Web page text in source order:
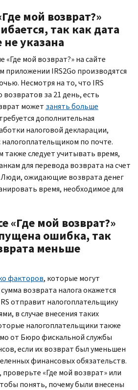
мой возврат?»
так как дата
указана
«Где мой возврат?» на сайте
приложении IRS2Go производятся
Несмотря на то, что IRS
за 21 день, есть
может занять больше
дополнительная
налоговой декларации,
налогоплательщиком по почте.
следует учитывать время,
для перевода возврата на счет
Люди, ожидающие возврата денег
время, необходимое для
«Где мой возврат?»
ошибка, так
меньше
факторов, которые могут
возврата налога окажется
отправит налогоплательщику
в случае внесения таких
налогоплательщики также
от Бюро фискальной службы
если их возврат был уменьшен
финансовых обязательств.
«Где мой возврат» или
понять, почему были внесены